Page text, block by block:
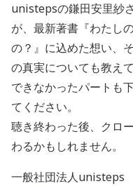
unistepsの鎌田安里紗
が、最新著書『わたし
の？』に込めた想い、
の真実についても教え
できなかったパートも
てください。
聴き終わった後、クロ
わるかもしれません。
一般社団法人unisteps